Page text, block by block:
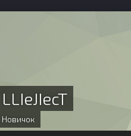
LLIeJIecT
Новичок